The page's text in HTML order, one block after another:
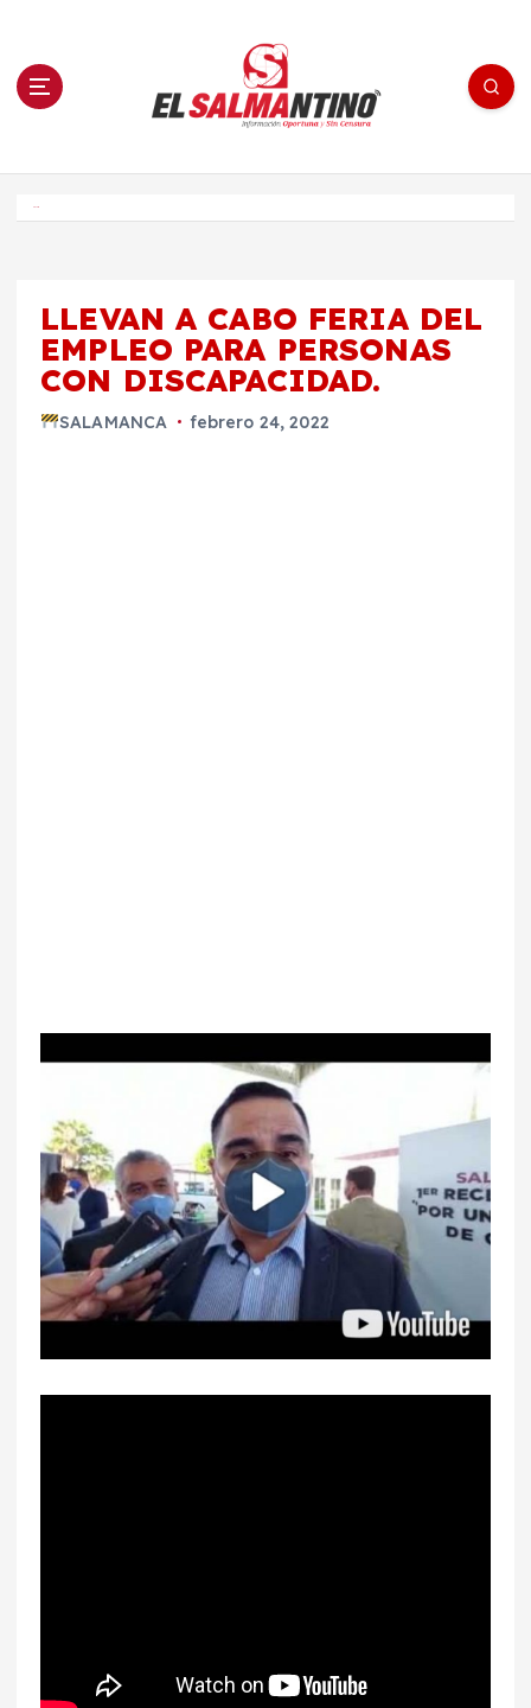
n El Salmantino - medios/noticias/editorial
LLEVAN A CABO FERIA DEL
EMPLEO PARA PERSONAS
CON DISCAPACIDAD.
SALAMANCA febrero 24, 2022